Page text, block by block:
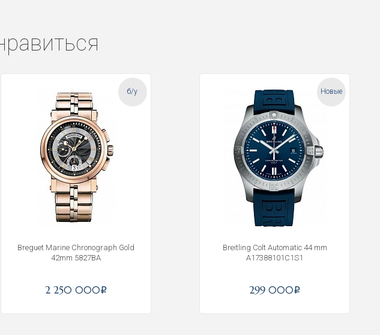
б/у
Breguet Marine Chronograph Gold
42mm 5827BA
2 250 000i
Новые
Breitling Colt Automatic 44 mm
A17388101C1S1
299 000i